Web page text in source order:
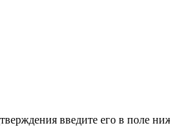
введите его в поле